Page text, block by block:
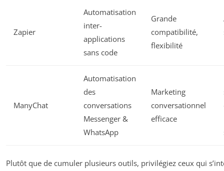
Zapier
Automatisation
inter-
applications
sans code
Grande
compatibilité,
flexibilité
ManyChat
Automatisation
des
conversations
Messenger &
WhatsApp
Marketing
conversationnel
efficace
Plutôt que de cumuler plusieurs outils, privilégiez ceux qui